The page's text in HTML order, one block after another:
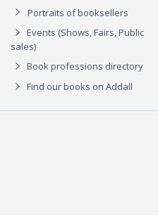
Portraits of booksellers
Events (Shows, Fairs, Public
sales)
Book professions directory
Find our books on Addall